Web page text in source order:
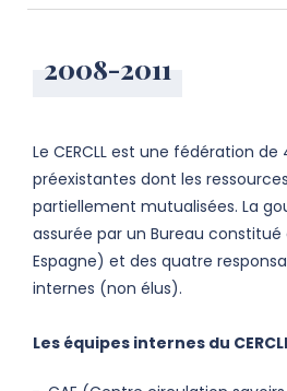
2008-2011
Le CERCLL est une fédération de
préexistantes dont les
partiellement mutualisées. La
assurée par un Bureau
Espagne) et des quatre
internes (non élus).
Les équipes internes du